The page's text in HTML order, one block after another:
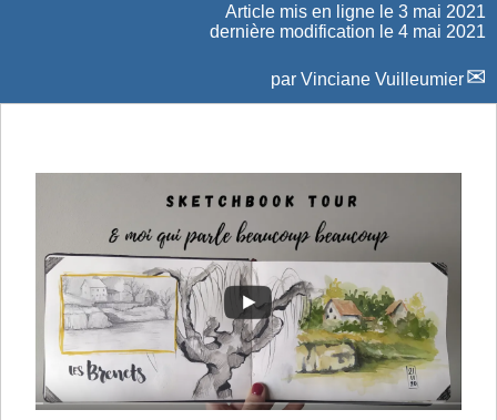
Article mis en ligne le 3 mai 2021
dernière modification le 4 mai 2021
par Vinciane Vuilleumier